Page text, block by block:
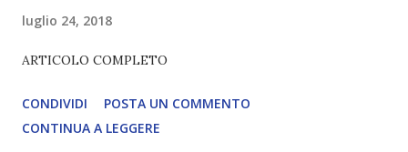
luglio 24, 2018
ARTICOLO COMPLETO
CONDIVIDI
POSTA UN COMMENTO
CONTINUA A LEGGERE